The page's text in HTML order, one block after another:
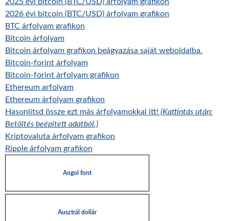
2026 évi bitcoin (BTC/USD) árfolyam grafikon
BTC árfolyam grafikon
Bitcoin árfolyam
Bitcoin árfolyam grafikon beágyazása saját weboldalba.
Bitcoin-forint árfolyam
Bitcoin-forint árfolyam grafikon
Ethereum arfolyam
Ethereum árfolyam grafikon
Hasonlítsd össze ezt más árfolyamokkal itt! (Kattintás után:
Betöltés beépített adatból.)
Kriptovaluta árfolyam grafikon
Ripple árfolyam grafikon
Angol font
Ausztrál dollár